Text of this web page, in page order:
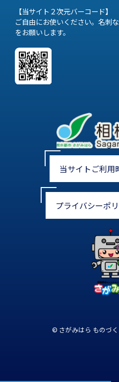
【当サイト２次元バーコード】
ご自由にお使いください。名刺
をお願いします。
当サイトご利用
プライバシーポ
© さがみはら ものづ